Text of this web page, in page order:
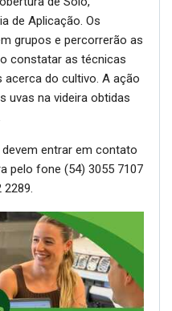
de Aplicação. Os
grupos e percorrerão as
constatar as técnicas
do cultivo. A ação
uvas na videira obtidas
entrar em contato
pelo fone (54) 3055 7107